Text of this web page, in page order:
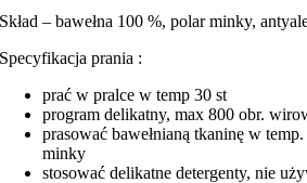
Skład – bawełna 100 %, polar minky,
Specyfikacja prania :
prać w pralce w temp 30 st
program delikatny, max 800 obr.
prasować bawełnianą tkaninę w
minky
stosować delikatne detergenty, nie